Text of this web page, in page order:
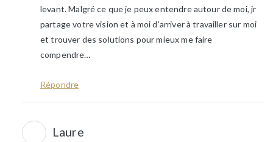
levant. Malgré ce que je peux entendre autour de moi, jr
partage votre vision et à moi d’arriver à travailler sur moi
et trouver des solutions pour mieux me faire
compendre…
Répondre
Laure